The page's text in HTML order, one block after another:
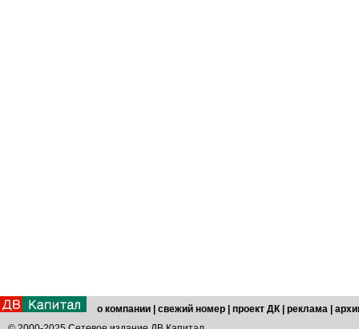
о компании свежий номер проект ДК реклама